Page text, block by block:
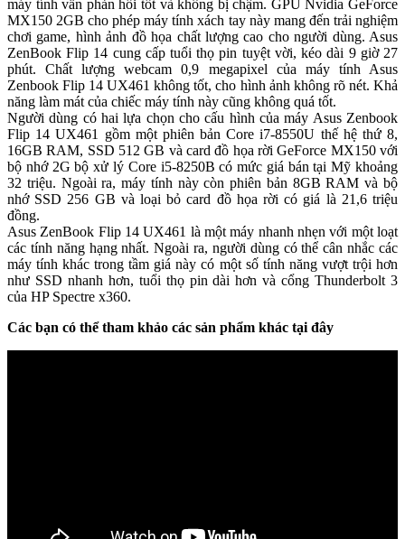
máy tính vẫn phản hồi tốt và không bị chậm. GPU Nvidia GeForce
MX150 2GB cho phép máy tính xách tay này mang đến trải nghiệm
chơi game, hình ảnh đồ họa chất lượng cao cho người dùng. Asus
ZenBook Flip 14 cung cấp tuổi thọ pin tuyệt vời, kéo dài 9 giờ 27
phút. Chất lượng webcam 0,9 megapixel của máy tính Asus
Zenbook Flip 14 UX461 không tốt, cho hình ảnh không rõ nét. Khả
năng làm mát của chiếc máy tính này cũng không quá tốt.
Người dùng có hai lựa chọn cho cấu hình của máy Asus Zenbook
Flip 14 UX461 gồm một phiên bản Core i7-8550U thế hệ thứ 8,
16GB RAM, SSD 512 GB và card đồ họa rời GeForce MX150 với
bộ nhớ 2G bộ xử lý Core i5-8250B có mức giá bán tại Mỹ khoảng
32 triệu. Ngoài ra, máy tính này còn phiên bản 8GB RAM và bộ
nhớ SSD 256 GB và loại bỏ card đồ họa rời có giá là 21,6 triệu
đồng.
Asus ZenBook Flip 14 UX461 là một máy nhanh nhẹn với một loạt
các tính năng hạng nhất. Ngoài ra, người dùng có thể cân nhắc các
máy tính khác trong tầm giá này có một số tính năng vượt trội hơn
như SSD nhanh hơn, tuổi thọ pin dài hơn và cổng Thunderbolt 3
của HP Spectre x360.
Các bạn có thể tham khảo các sản phẩm khác tại đây